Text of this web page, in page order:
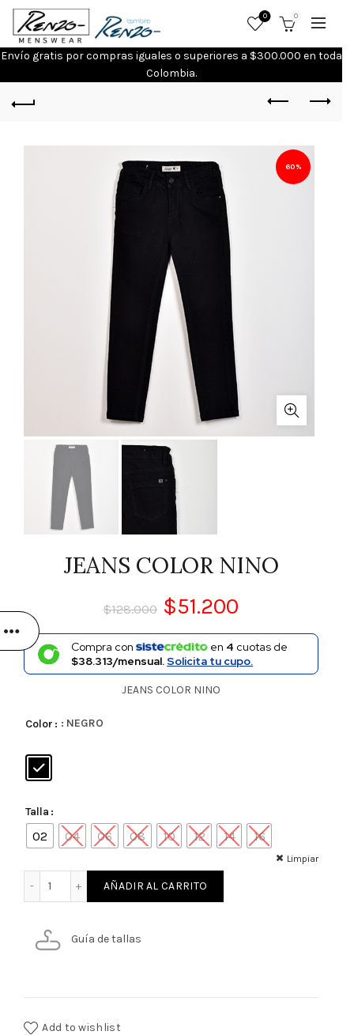
0 0
Envío gratis por compras iguales o superiores a $300.000 en toda
Colombia.
60%
JEANS COLOR NINO
$128.000 $51.200
Compra con en 4 cuotas de
$38.313/mensual.Solicita tu cupo.
JEANS COLOR NINO
Color : NEGRO
Talla
02 04 06 08 10 12 14 16
Limpiar
JEANS COLOR NINO cantidad
AÑADIR AL CARRITO
Guía de tallas
Add to wishlist